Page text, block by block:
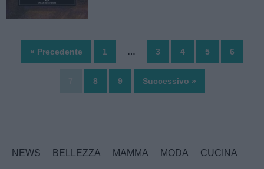
« Precedente 1 … 3 4 5 6
8 9 Successivo »
NEWS BELLEZZA MAMMA MODA
CUCINA